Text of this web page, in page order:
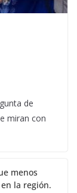
de
miran con
menos
la región.